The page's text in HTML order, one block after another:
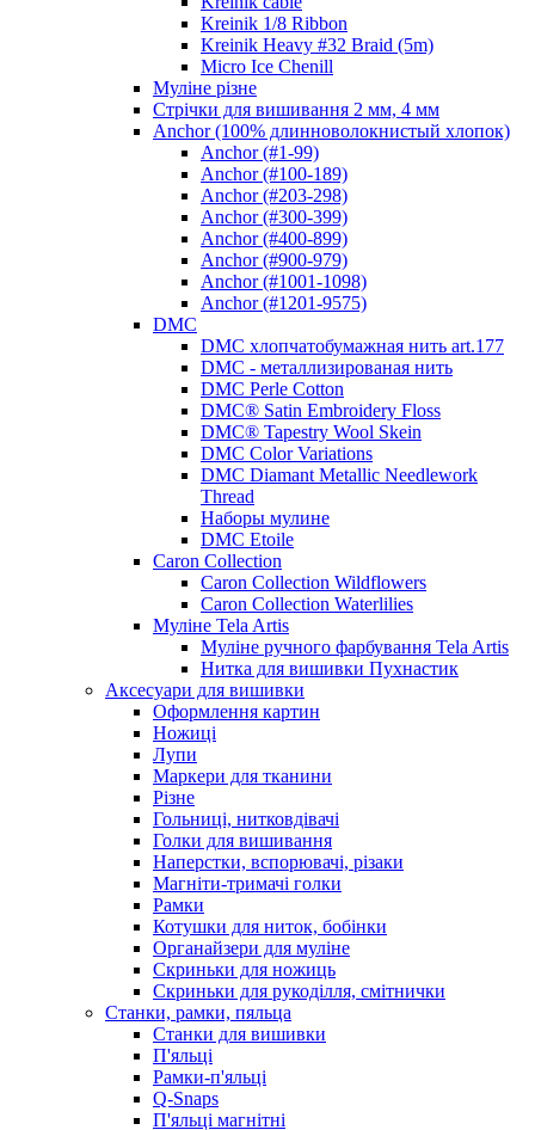
Kreinik 1/8 Ribbon
Kreinik Heavy #32 Braid (5m)
Micro Ice Chenill
Муліне різне
Стрічки для вишивання 2 мм, 4 мм
Anchor (100% длинноволокнистый хлопок)
Anchor (#1-99)
Anchor (#100-189)
Anchor (#203-298)
Anchor (#300-399)
Anchor (#400-899)
Anchor (#900-979)
Anchor (#1001-1098)
Anchor (#1201-9575)
DMC
DMC хлопчатобумажная нить art.177
DMC - металлизированая нить
DMC Perle Cotton
DMC® Satin Embroidery Floss
DMC® Tapestry Wool Skein
DMC Color Variations
DMC Diamant Metallic Needlework
Thread
Наборы мулине
DMC Etoile
Caron Collection
Caron Collection Wildflowers
Caron Collection Waterlilies
Муліне Tela Artis
Муліне ручного фарбування Tela Artis
Нитка для вишивки Пухнастик
Аксесуари для вишивки
Оформлення картин
Ножиці
Лупи
Маркери для тканини
Різне
Гольниці, нитковдівачі
Голки для вишивання
Наперстки, вспорювачі, різаки
Магніти-тримачі голки
Рамки
Котушки для ниток, бобінки
Органайзери для муліне
Скриньки для ножиць
Скриньки для рукоділля, смітнички
Станки, рамки, пяльца
Станки для вишивки
П'яльці
Рамки-п'яльці
Q-Snaps
П'яльці магнітні